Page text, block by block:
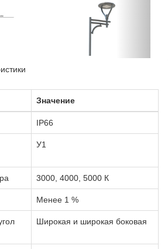
Значение
IP66
У1
3000, 4000, 5000 К
Менее 1 %
Широкая и широкая боковая